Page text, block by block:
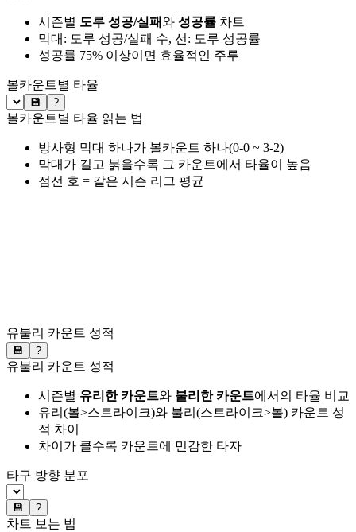
시즌별 도루 성공/실패와 성공률 차트
막대: 도루 성공/실패 수, 선: 도루 성공률
성공률 75% 이상이면 효율적인 주루
볼카운트별 타율
💾 ?
볼카운트별 타율 읽는 법
방사형 막대 하나가 볼카운트 하나(0-0 ~ 3-2)
막대가 길고 붉을수록 그 카운트에서 타율이 높음
점선 호 = 같은 시즌 리그 평균
유불리 카운트 성적
💾 ?
유불리 카운트 성적
시즌별 유리한 카운트와 불리한 카운트에서의 타율 비교
유리(볼>스트라이크)와 불리(스트라이크>볼) 카운트 성
적 차이
차이가 클수록 카운트에 민감한 타자
타구 방향 분포
💾 ?
차트 보는 법